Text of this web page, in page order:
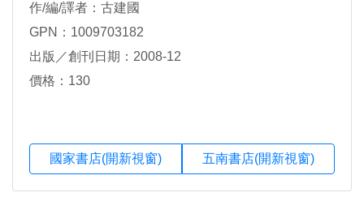
作/編/譯者：古建國
GPN：1009703182
出版／創刊日期：2008-12
價格：130
國家書店(開新視窗) 五南書店(開新視窗)